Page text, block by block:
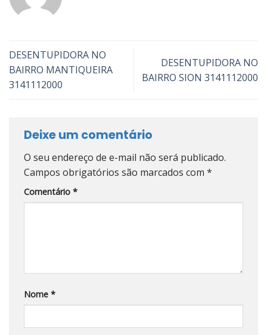
DESENTUPIDORA NO
BAIRRO MANTIQUEIRA
3141112000
DESENTUPIDORA NO
BAIRRO SION 3141112000
Deixe um comentário
O seu endereço de e-mail não será publicado.
Campos obrigatórios são marcados com *
Comentário *
Nome *